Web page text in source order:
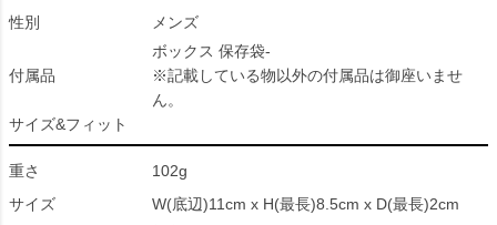
性別
メンズ
付属品
ボックス 保存袋-
※記載している物以外の付属品は御座いませ
ん。
サイズ&フィット
重さ
102g
サイズ
W(底辺)11cm x H(最長)8.5cm x D(最長)2cm